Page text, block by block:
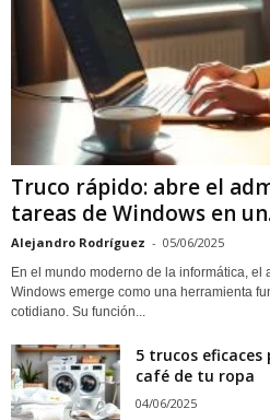
Truco rápido: abre el
tareas de Windows en
Alejandro Rodríguez - 05/06/2025
En el mundo moderno de la informática, el
Windows emerge como una herramienta
cotidiano. Su función...
5 trucos
café de tu ropa
04/06/2025